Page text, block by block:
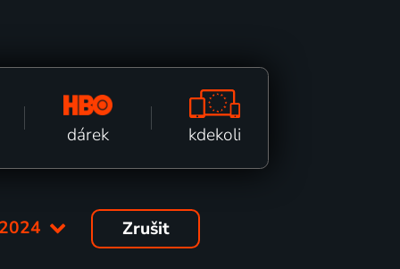
dárek kdekoli
Zrušit